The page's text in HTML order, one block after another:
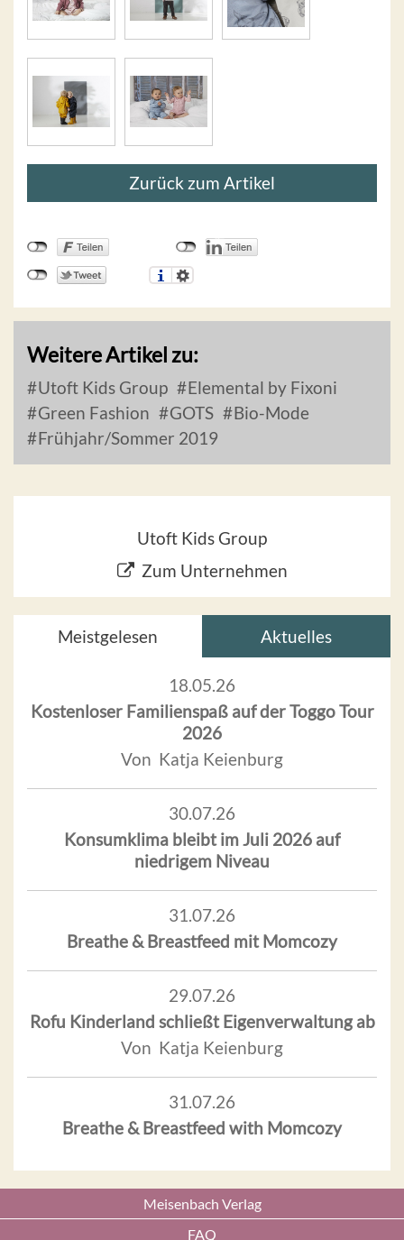
Zurück zum Artikel
Weitere Artikel zu:
Utoft Kids Group
Elemental by Fixoni
Green Fashion
GOTS
Bio-Mode
Frühjahr/Sommer 2019
Utoft Kids Group
Zum Unternehmen
Meistgelesen Aktuelles
18.05.26
Kostenloser Familienspaß auf der Toggo Tour
2026
Von Katja Keienburg
30.07.26
Konsumklima bleibt im Juli 2026 auf
niedrigem Niveau
31.07.26
Breathe & Breastfeed mit Momcozy
29.07.26
Rofu Kinderland schließt Eigenverwaltung ab
Von Katja Keienburg
31.07.26
Breathe & Breastfeed with Momcozy
Meisenbach Verlag
FAQ